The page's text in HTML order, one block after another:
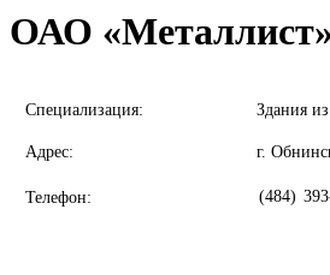
ОАО
Специализация: Здания
Адрес: г.
Телефон: (484)